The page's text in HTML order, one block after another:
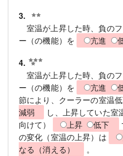
3.
室温が上昇した時、負の
ー（の機能）を
亢進
4.
室温が上昇した時、負の
ー（の機能）を
亢進
節により、クーラーの室温
減弱
し、上昇していた室
向けて）
上昇 低下
の変化（室温の上昇）は
なる（消える）
。